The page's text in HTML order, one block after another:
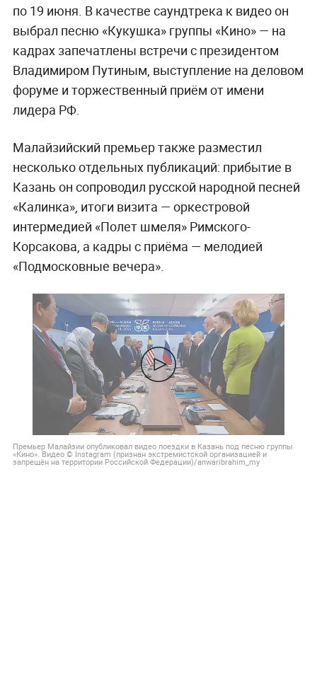
по 19 июня. В качестве саундтрека к видео он
выбрал песню «Кукушка» группы «Кино» — на
кадрах запечатлены встречи с президентом
Владимиром Путиным, выступление на деловом
форуме и торжественный приём от имени
лидера РФ.
Малайзийский премьер также разместил
несколько отдельных публикаций: прибытие в
Казань он сопроводил русской народной песней
«Калинка», итоги визита — оркестровой
интермедией «Полет шмеля» Римского-
Корсакова, а кадры с приёма — мелодией
«Подмосковные вечера».
Премьер Малайзии опубликовал видео поездки в Казань под песню группы
«Кино». Видео © Instagram (признан экстремистской организацией и
запрещён на территории Российской Федерации)/anwaribrahim_my